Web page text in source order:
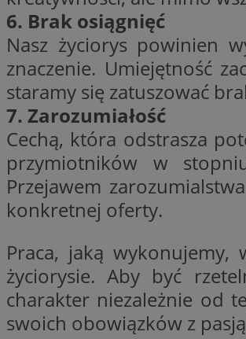
6. Brak osiągnięć
Nasz życiorys powinien
znaczenie. Umiejętność
staramy się zatuszować
7. Zarozumiałość
Cechą, która odstrasza
przymiotników w
Przejawem
konkretnej oferty.
Praca, jaką
życiorysie. Aby być
charakter niezależnie od
swoich obowiązków z